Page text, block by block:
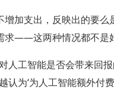
加支出，反映出的要么
求——这两种情况都不是
人工智能是否会带来回
认为‘为人工智能额外付